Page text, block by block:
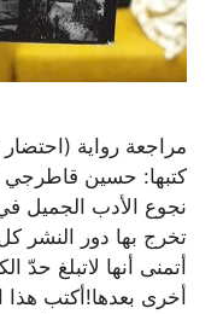
مراجعة رواية
كتبها: حسين قاطرجي
نجوع الأدب الجميل
تخرج بها دور النشر
أتمنى أنها لاتبلغ حدّ
أخرى بعدها!أكتب هذا